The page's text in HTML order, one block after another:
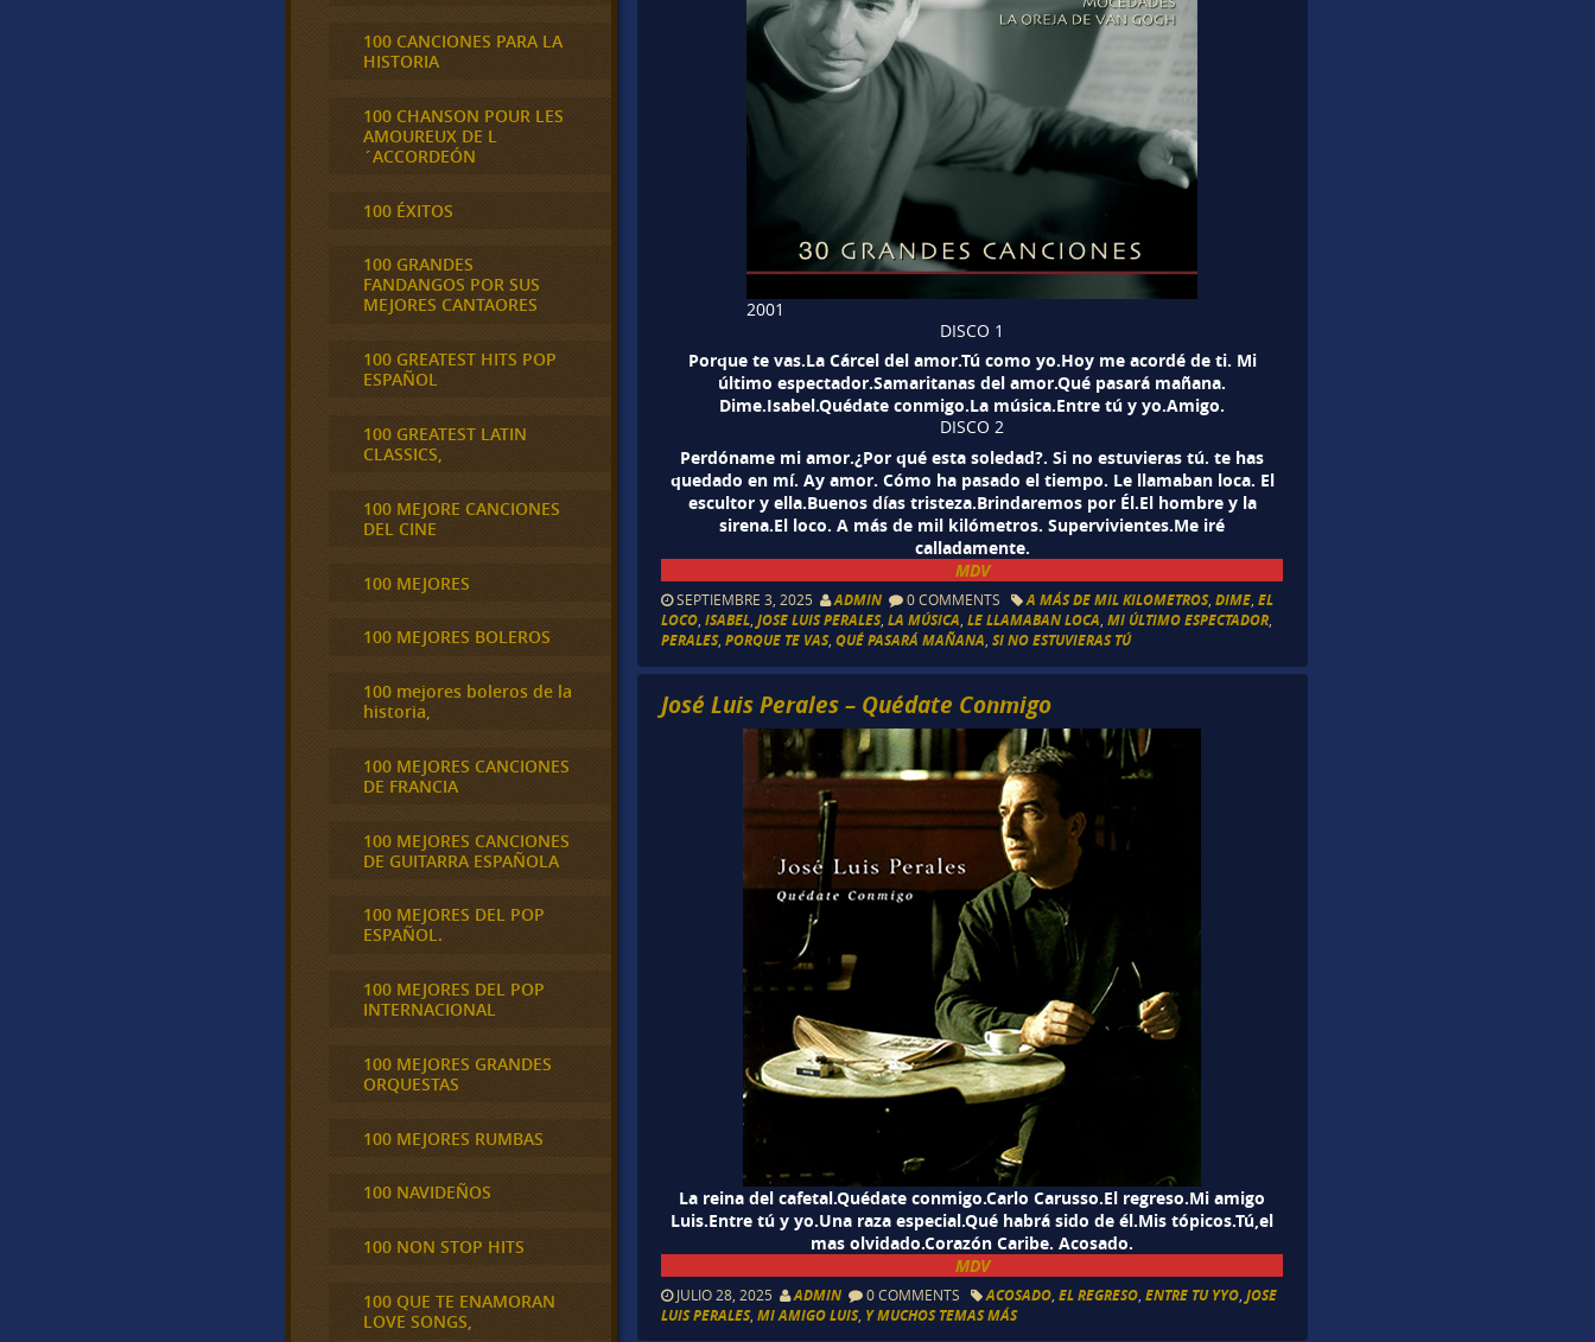
2001
DISCO 1
Porque te vas.La Cárcel del amor.Tú como yo.Hoy me acordé de ti. Mi
último espectador.Samaritanas del amor.Qué pasará mañana.
Dime.Isabel.Quédate conmigo.La música.Entre tú y yo.Amigo.
DISCO 2
Perdóname mi amor.¿Por qué esta soledad?. Si no estuvieras tú. te has
quedado en mí. Ay amor. Cómo ha pasado el tiempo. Le llamaban loca. El
escultor y ella.Buenos días tristeza.Brindaremos por Él.El hombre y la
sirena.El loco. A más de mil kilómetros. Supervivientes.Me iré
calladamente.
MDV
SEPTIEMBRE 3, 2025 ADMIN 0 COMMENTS A MÁS DE MIL KILOMETROS,DIME ,EL
LOCO ,ISABEL ,JOSE LUIS PERALES,LA MÚSICA ,LE LLAMABAN LOCA ,MI ÚLTIMO ESPECTADOR
PERALES,PORQUE TE VAS,QUÉ PASARÁ MAÑANA ,SI NO ESTUVIERAS TÚ
José Luis Perales – Quédate Conmigo
La reina del cafetal.Quédate conmigo.Carlo Carusso.El regreso.Mi amigo
Luis.Entre tú y yo.Una raza especial.Qué habrá sido de él.Mis tópicos.Tú,el
mas olvidado.Corazón Caribe. Acosado.
MDV
JULIO 28, 2025 ADMIN 0 COMMENTS ACOSADO ,EL REGRESO ,ENTRE TU YYO ,JOSE
LUIS PERALES,MI AMIGO LUIS, Y MUCHOS TEMAS MÁS
100 CANCIONES PARA LA
HISTORIA
100 CHANSON POUR LES
AMOUREUX DE L
´ACCORDEÓN
100 ÉXITOS
100 GRANDES
FANDANGOS POR SUS
MEJORES CANTAORES
100 GREATEST HITS POP
ESPAÑOL
100 GREATEST LATIN
CLASSICS,
100 MEJORE CANCIONES
DEL CINE
100 MEJORES
100 MEJORES BOLEROS
100 mejores boleros de la
historia,
100 MEJORES CANCIONES
DE FRANCIA
100 MEJORES CANCIONES
DE GUITARRA ESPAÑOLA
100 MEJORES DEL POP
ESPAÑOL.
100 MEJORES DEL POP
INTERNACIONAL
100 MEJORES GRANDES
ORQUESTAS
100 MEJORES RUMBAS
100 NAVIDEÑOS
100 NON STOP HITS
100 QUE TE ENAMORAN
LOVE SONGS,